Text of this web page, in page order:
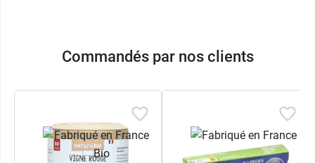
Commandés par nos clients